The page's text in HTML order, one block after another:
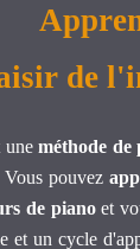
de
uneméthode de
Vous pouvez
de pianoet
et un cycle